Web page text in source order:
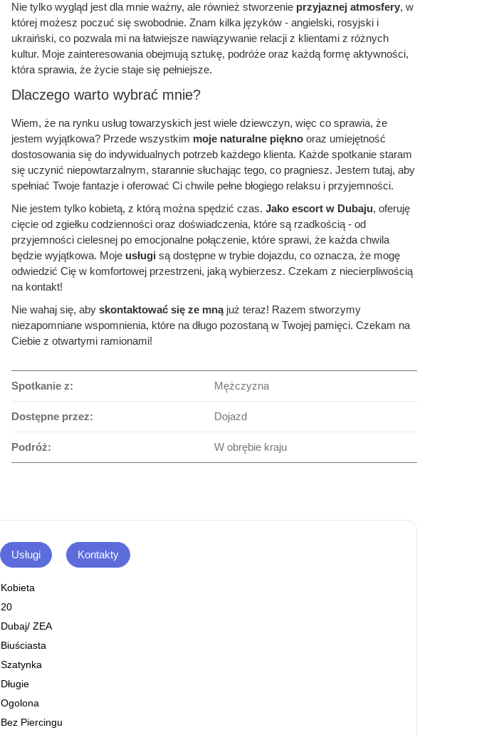
Nie tylko wygląd jest dla mnie ważny, ale również stworzenie przyjaznej atmosfery, w
której możesz poczuć się swobodnie. Znam kilka języków - angielski, rosyjski i
ukraiński, co pozwala mi na łatwiejsze nawiązywanie relacji z klientami z różnych
kultur. Moje zainteresowania obejmują sztukę, podróże oraz każdą formę aktywności,
która sprawia, że życie staje się pełniejsze.
Dlaczego warto wybrać mnie?
Wiem, że na rynku usług towarzyskich jest wiele dziewczyn, więc co sprawia, że
jestem wyjątkowa? Przede wszystkim moje naturalne piękno oraz umiejętność
dostosowania się do indywidualnych potrzeb każdego klienta. Każde spotkanie staram
się uczynić niepowtarzalnym, starannie słuchając tego, co pragniesz. Jestem tutaj, aby
spełniać Twoje fantazje i oferować Ci chwile pełne błogiego relaksu i przyjemności.
Nie jestem tylko kobietą, z którą można spędzić czas. Jako escort w Dubaju, oferuję
cięcie od zgiełku codzienności oraz doświadczenia, które są rzadkością - od
przyjemności cielesnej po emocjonalne połączenie, które sprawi, że każda chwila
będzie wyjątkowa. Moje usługi są dostępne w trybie dojazdu, co oznacza, że mogę
odwiedzić Cię w komfortowej przestrzeni, jaką wybierzesz. Czekam z niecierpliwością
na kontakt!
Nie wahaj się, aby skontaktować się ze mnąjuż teraz! Razem stworzymy
niezapomniane wspomnienia, które na długo pozostaną w Twojej pamięci. Czekam na
Ciebie z otwartymi ramionami!
Spotkanie z: Mężczyzna
Dostępne przez: Dojazd
Podróż: W obrębie kraju
Usługi Kontakty
Kobieta
20
Dubaj/ ZEA
Biuściasta
Szatynka
Długie
Ogolona
Bez Piercingu